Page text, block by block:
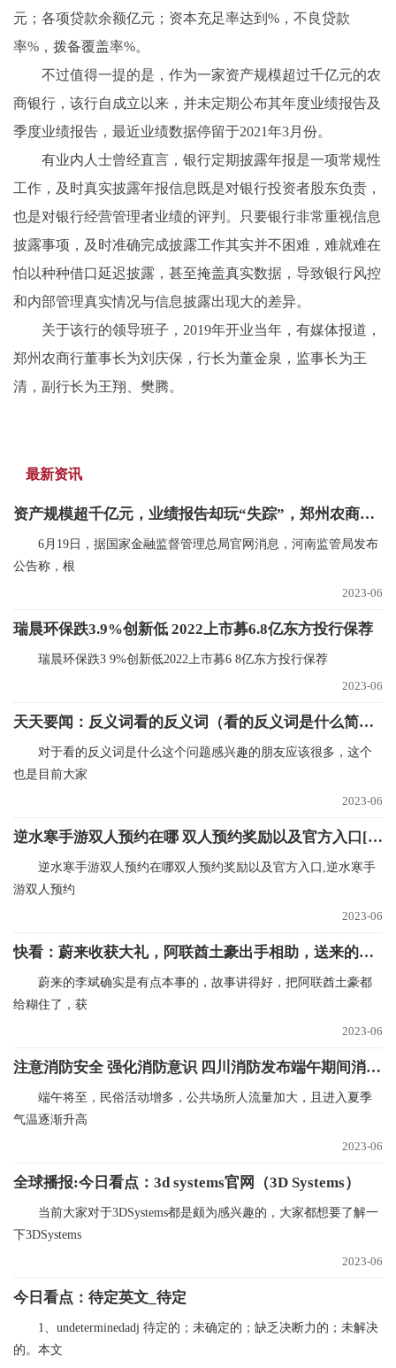
元；各项贷款余额亿元；资本充足率达到%，不良贷款
率%，拨备覆盖率%。
不过值得一提的是，作为一家资产规模超过千亿元的农
商银行，该行自成立以来，并未定期公布其年度业绩报告及
季度业绩报告，最近业绩数据停留于2021年3月份。
有业内人士曾经直言，银行定期披露年报是一项常规性
工作，及时真实披露年报信息既是对银行投资者股东负责，
也是对银行经营管理者业绩的评判。只要银行非常重视信息
披露事项，及时准确完成披露工作其实并不困难，难就难在
怕以种种借口延迟披露，甚至掩盖真实数据，导致银行风控
和内部管理真实情况与信息披露出现大的差异。
关于该行的领导班子，2019年开业当年，有媒体报道，
郑州农商行董事长为刘庆保，行长为董金泉，监事长为王
清，副行长为王翔、樊腾。
最新资讯
资产规模超千亿元，业绩报告却玩“失踪”，郑州农商银行迎来新副行长查恒亮…
6月19日，据国家金融监督管理总局官网消息，河南监管局发布
公告称，根
2023-06
瑞晨环保跌3.9%创新低 2022上市募6.8亿东方投行保荐
瑞晨环保跌3 9%创新低2022上市募6 8亿东方投行保荐
2023-06
天天要闻：反义词看的反义词（看的反义词是什么简介介绍）
对于看的反义词是什么这个问题感兴趣的朋友应该很多，这个
也是目前大家
2023-06
逆水寒手游双人预约在哪 双人预约奖励以及官方入口[多图] 世界独家
逆水寒手游双人预约在哪双人预约奖励以及官方入口,逆水寒手
游双人预约
2023-06
快看：蔚来收获大礼，阿联酋土豪出手相助，送来的钱够蔚来亏一个季度
蔚来的李斌确实是有点本事的，故事讲得好，把阿联酋土豪都
给糊住了，获
2023-06
注意消防安全 强化消防意识 四川消防发布端午期间消防安全提示
端午将至，民俗活动增多，公共场所人流量加大，且进入夏季
气温逐渐升高
2023-06
全球播报:今日看点：3d systems官网（3D Systems）
当前大家对于3DSystems都是颇为感兴趣的，大家都想要了解一
下3DSystems
2023-06
今日看点：待定英文_待定
1、undeterminedadj 待定的；未确定的；缺乏决断力的；未解决
的。本文